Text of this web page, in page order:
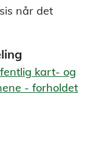
når det
kart- og
- forholdet